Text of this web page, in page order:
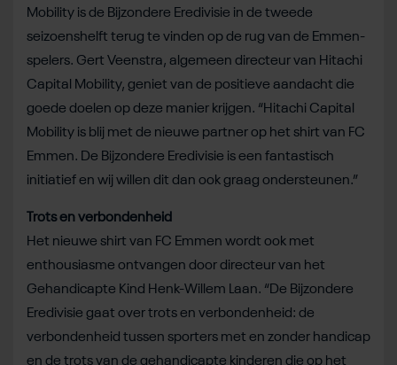
Mobility is de Bijzondere Eredivisie in de tweede
seizoenshelft terug te vinden op de rug van de Emmen-
spelers. Gert Veenstra, algemeen directeur van Hitachi
Capital Mobility, geniet van de positieve aandacht die
goede doelen op deze manier krijgen. “Hitachi Capital
Mobility is blij met de nieuwe partner op het shirt van FC
Emmen. De Bijzondere Eredivisie is een fantastisch
initiatief en wij willen dit dan ook graag ondersteunen.”
Trots en verbondenheid
Het nieuwe shirt van FC Emmen wordt ook met
enthousiasme ontvangen door directeur van het
Gehandicapte Kind Henk-Willem Laan. “De Bijzondere
Eredivisie gaat over trots en verbondenheid: de
verbondenheid tussen sporters met en zonder handicap
en de trots van de gehandicapte kinderen die op het